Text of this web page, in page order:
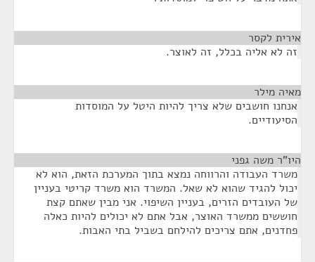
אירית לקסר
זה לא אליה בכלל, זה לאוצר.
מאיה מילר
אנחנו חושבים שלא צריך להיות היטל על המוסדות
הסיעודיים.
היו"ר משה גפני
משרד העבודה והרווחה נמצא בתוך המערכת הזאת, הוא לא
יכול להגיד שהוא לא שאל. המשרד הוא משרד קריטי בעניין
של העובדים הזרים, בעניין השיפוי. אני מבין שאתם קצת
חוששים ממשרד האוצר, אבל אתם לא יכולים להיות כאלה
פחדנים, אתם צריכים להילחם בשביל בתי האבות.